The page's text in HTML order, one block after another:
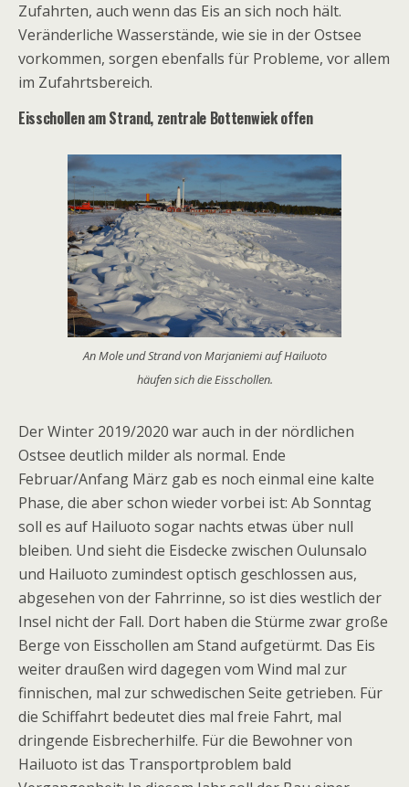
Zufahrten, auch wenn das Eis an sich noch hält.
Veränderliche Wasserstände, wie sie in der Ostsee
vorkommen, sorgen ebenfalls für Probleme, vor allem
im Zufahrtsbereich.
Eisschollen am Strand, zentrale Bottenwiek offen
An Mole und Strand von Marjaniemi auf Hailuoto
häufen sich die Eisschollen.
Der Winter 2019/2020 war auch in der nördlichen
Ostsee deutlich milder als normal. Ende
Februar/Anfang März gab es noch einmal eine kalte
Phase, die aber schon wieder vorbei ist: Ab Sonntag
soll es auf Hailuoto sogar nachts etwas über null
bleiben. Und sieht die Eisdecke zwischen Oulunsalo
und Hailuoto zumindest optisch geschlossen aus,
abgesehen von der Fahrrinne, so ist dies westlich der
Insel nicht der Fall. Dort haben die Stürme zwar große
Berge von Eisschollen am Stand aufgetürmt. Das Eis
weiter draußen wird dagegen vom Wind mal zur
finnischen, mal zur schwedischen Seite getrieben. Für
die Schiffahrt bedeutet dies mal freie Fahrt, mal
dringende Eisbrecherhilfe. Für die Bewohner von
Hailuoto ist das Transportproblem bald